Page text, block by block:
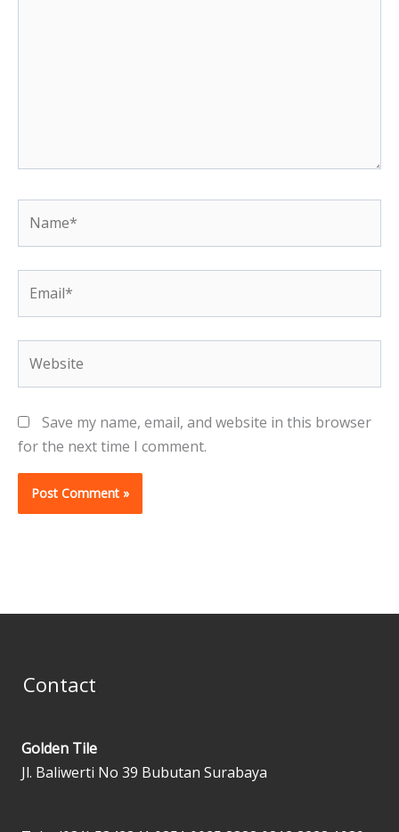
Save my name, email, and website in this browser
for the next time I comment.
Contact
Golden Tile
Jl. Baliwerti No 39 Bubutan Surabaya